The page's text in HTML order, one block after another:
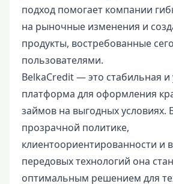
подход помогает компании
на рыночные изменения и
продукты, востребованные
пользователями.
BelkaCredit — это стабильная и
платформа для оформления
займов на выгодных условиях.
прозрачной политике,
клиентоориентированности и
передовых технологий она
оптимальным решением для